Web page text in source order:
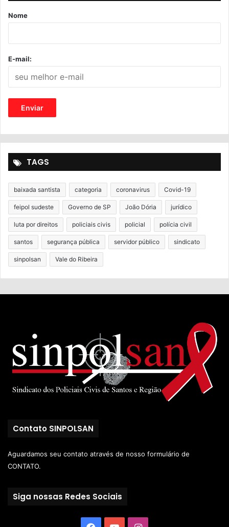
Nome
E-mail:
TAGS
baixada santista categoria coronavirus Covid-19
feipol sudeste Governo de SP João Dória jurídico
luta por direitos policiais civis policial polícia civil
santos segurança pública servidor público sindicato
sinpolsan Vale do Ribeira
Contato SINPOLSAN
Aguardamos seu contato através de nosso formulário de
CONTATO.
Siga nossas Redes Sociais